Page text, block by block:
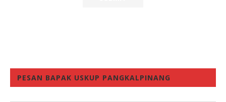
PESAN BAPAK USKUP PANGKALPINANG